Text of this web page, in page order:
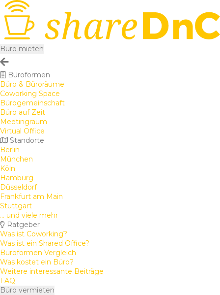
Büro mieten
Büroformen
Büro & Büroräume
Coworking Space
Bürogemeinschaft
Büro auf Zeit
Meetingraum
Virtual Office
Standorte
Berlin
München
Köln
Hamburg
Düsseldorf
Frankfurt am Main
Stuttgart
... und viele mehr
Ratgeber
Was ist Coworking?
Was ist ein Shared Office?
Büroformen Vergleich
Was kostet ein Büro?
Weitere interessante Beiträge
FAQ
Büro vermieten